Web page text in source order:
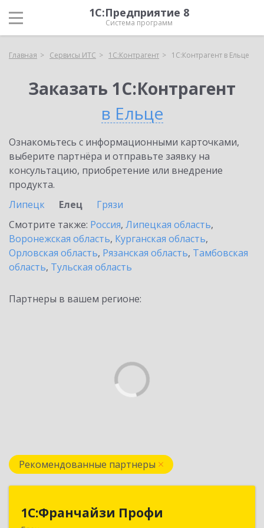
1С:Предприятие 8
Система программ
Главная Сервисы ИТС 1С:Контрагент 1С:Контрагент в Ельце
Заказать 1С:Контрагент
в Ельце
Ознакомьтесь с информационными карточками,
выберите партнёра и отправьте заявку на
консультацию, приобретение или внедрение
продукта.
Липецк
Елец
Грязи
Смотрите также: Россия, Липецкая область,
Воронежская область, Курганская область,
Орловская область, Рязанская область, Тамбовская
область, Тульская область
Партнеры в вашем регионе:
Рекомендованные партнеры
1С:Франчайзи Профи
1С:Франчайзи Профи